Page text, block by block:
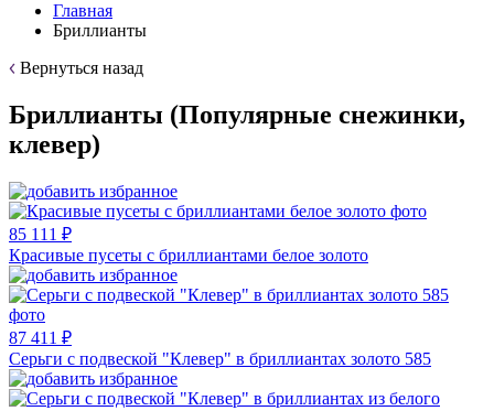
Главная
Бриллианты
Вернуться назад
Бриллианты (Популярные снежинки,
клевер)
85 111 ₽
Красивые пусеты с бриллиантами белое золото
87 411 ₽
Серьги с подвеской "Клевер" в бриллиантах золото 585